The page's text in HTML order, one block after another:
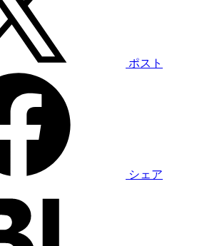
ポスト
シェア